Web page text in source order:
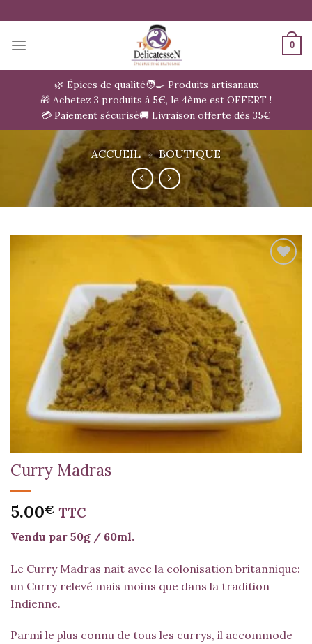
au
contenu
0
🌿 Épices de qualité🧑‍🍳 Produits artisanaux
🎁 Achetez 3 produits à 5€, le 4ème est OFFERT !
💳 Paiement sécurisé🚚 Livraison offerte dès 35€
ACCUEIL » BOUTIQUE
Curry Madras
5.00€ TTC
Vendu par 50g / 60ml.
Le Curry Madras nait avec la colonisation britannique:
un Curry relevé mais moins que dans la tradition
Indienne.
Parmi le plus connu de tous les currys, il accommode